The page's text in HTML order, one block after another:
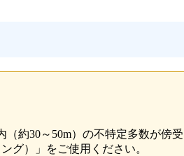
約30～50m）の不特定多数が
グ）」をご使用ください。